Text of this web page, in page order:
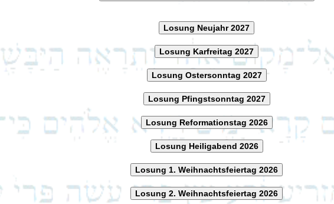
Losung Neujahr 2027
Losung Karfreitag 2027
Losung Ostersonntag 2027
Losung Pfingstsonntag 2027
Losung Reformationstag 2026
Losung Heiligabend 2026
Losung 1. Weihnachtsfeiertag 2026
Losung 2. Weihnachtsfeiertag 2026